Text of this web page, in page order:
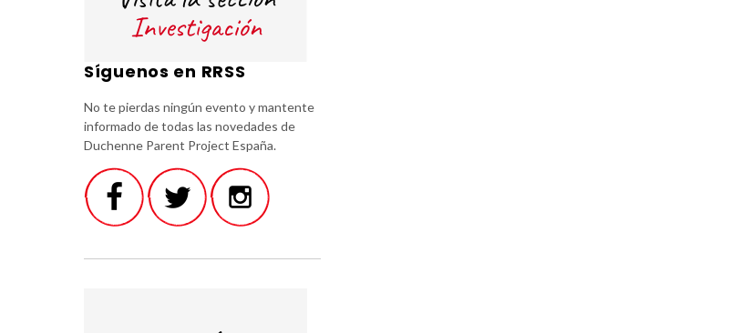
Síguenos en RRSS
No te pierdas ningún evento y mantente
informado de todas las novedades de
Duchenne Parent Project España.